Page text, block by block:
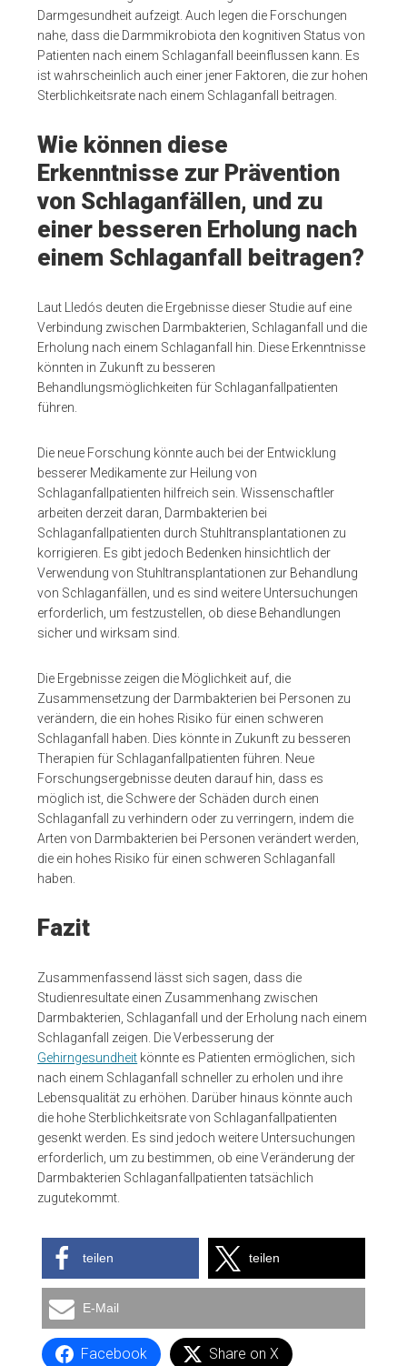
Darmgesundheit aufzeigt. Auch legen die Forschungen
nahe, dass die Darmmikrobiota den kognitiven Status von
Patienten nach einem Schlaganfall beeinflussen kann. Es
ist wahrscheinlich auch einer jener Faktoren, die zur hohen
Sterblichkeitsrate nach einem Schlaganfall beitragen.
Wie können diese
Erkenntnisse zur Prävention
von Schlaganfällen, und zu
einer besseren Erholung nach
einem Schlaganfall beitragen?
Laut Lledós deuten die Ergebnisse dieser Studie auf eine
Verbindung zwischen Darmbakterien, Schlaganfall und die
Erholung nach einem Schlaganfall hin. Diese Erkenntnisse
könnten in Zukunft zu besseren
Behandlungsmöglichkeiten für Schlaganfallpatienten
führen.
Die neue Forschung könnte auch bei der Entwicklung
besserer Medikamente zur Heilung von
Schlaganfallpatienten hilfreich sein. Wissenschaftler
arbeiten derzeit daran, Darmbakterien bei
Schlaganfallpatienten durch Stuhltransplantationen zu
korrigieren. Es gibt jedoch Bedenken hinsichtlich der
Verwendung von Stuhltransplantationen zur Behandlung
von Schlaganfällen, und es sind weitere Untersuchungen
erforderlich, um festzustellen, ob diese Behandlungen
sicher und wirksam sind.
Die Ergebnisse zeigen die Möglichkeit auf, die
Zusammensetzung der Darmbakterien bei Personen zu
verändern, die ein hohes Risiko für einen schweren
Schlaganfall haben. Dies könnte in Zukunft zu besseren
Therapien für Schlaganfallpatienten führen. Neue
Forschungsergebnisse deuten darauf hin, dass es
möglich ist, die Schwere der Schäden durch einen
Schlaganfall zu verhindern oder zu verringern, indem die
Arten von Darmbakterien bei Personen verändert werden,
die ein hohes Risiko für einen schweren Schlaganfall
haben.
Fazit
Zusammenfassend lässt sich sagen, dass die
Studienresultate einen Zusammenhang zwischen
Darmbakterien, Schlaganfall und der Erholung nach einem
Schlaganfall zeigen. Die Verbesserung der
Gehirngesundheit könnte es Patienten ermöglichen, sich
nach einem Schlaganfall schneller zu erholen und ihre
Lebensqualität zu erhöhen. Darüber hinaus könnte auch
die hohe Sterblichkeitsrate von Schlaganfallpatienten
gesenkt werden. Es sind jedoch weitere Untersuchungen
erforderlich, um zu bestimmen, ob eine Veränderung der
Darmbakterien Schlaganfallpatienten tatsächlich
zugutekommt.
teilen teilen
E-Mail
Facebook Share on X